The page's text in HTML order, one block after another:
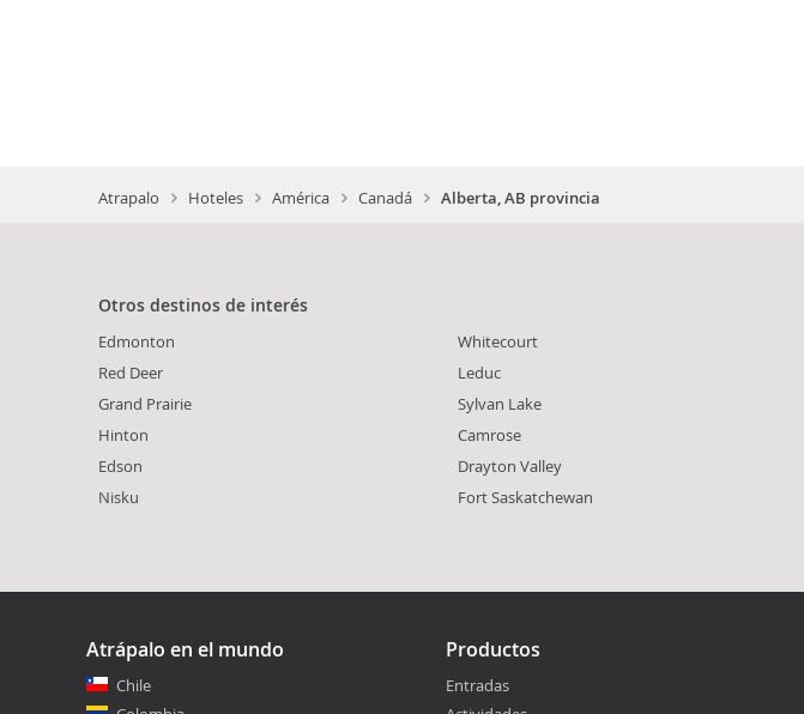
Atrapalo Hoteles América Canadá Alberta, AB provincia
Otros destinos de interés
Edmonton
Red Deer
Grand Prairie
Hinton
Edson
Nisku
Whitecourt
Leduc
Sylvan Lake
Camrose
Drayton Valley
Fort Saskatchewan
Atrápalo en el mundo
Chile
Productos
Entradas